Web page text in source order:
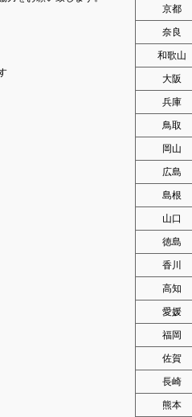
京都
奈良
和歌山
大阪
兵庫
鳥取
岡山
広島
島根
山口
徳島
香川
高知
愛媛
福岡
佐賀
長崎
熊本